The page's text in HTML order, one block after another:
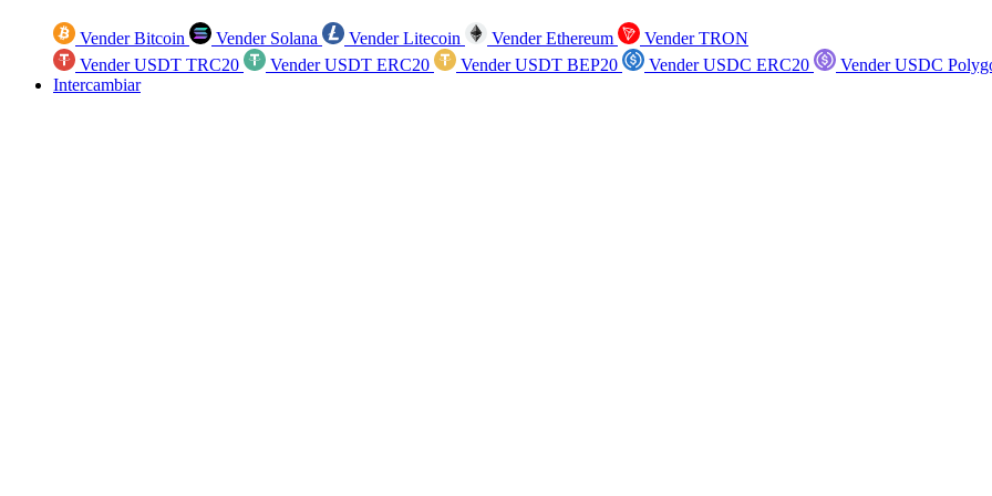
Vender Bitcoin Vender Solana Vender Litecoin Vender Ethereum
Vender TRON
Vender USDT TRC20
Vender USDT ERC20 Vender USDT BEP20 Vender USDC ERC20
Vender USDC
Intercambiar